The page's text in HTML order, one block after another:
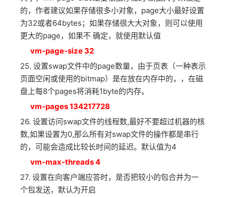
的，作者建议如果存储很多小对象，page大小最好设置
为32或者64bytes；如果存储很大大对象，则可以使用
更大的page，如果不 确定，就使用默认值
vm-page-size 32
25. 设置swap文件中的page数量，由于页表（一种表示
页面空闲或使用的bitmap）是在放在内存中的，，在磁
盘上每8个pages将消耗1byte的内存。
vm-pages 134217728
26. 设置访问swap文件的线程数,最好不要超过机器的核
数,如果设置为0,那么所有对swap文件的操作都是串行
的，可能会造成比较长时间的延迟。默认值为4
vm-max-threads 4
27. 设置在向客户端应答时，是否把较小的包合并为一
个包发送，默认为开启